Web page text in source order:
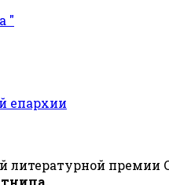
"
епархии
литературной премии